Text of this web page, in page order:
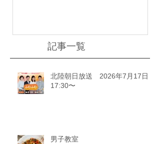
記事一覧
北陸朝日放送 2026年7月17日
17:30〜
男子教室